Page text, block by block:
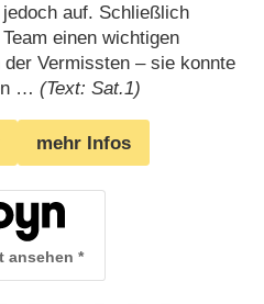
auf. Schließlich
einen wichtigen
Vermissten – sie konnte
… (Text: Sat.1)
mehr Infos
ansehen